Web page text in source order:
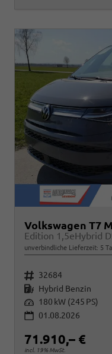
Volkswagen T7
Edition 1,5eHybrid
unverbindliche Lieferzeit: 5
Fahrzeugnr. 32684
Kraftstoff Hybrid Benzin
Leistung 180 kW (245 PS)
01.08.2026
71.910,– €
incl. 19% MwSt.